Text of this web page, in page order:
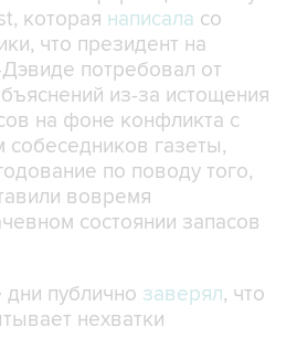
которая написала со
что президент на
потребовал от
из-за истощения
на фоне конфликта с
газеты,
по поводу того,
вовремя
состоянии запасов
публично заверял, что
нехватки